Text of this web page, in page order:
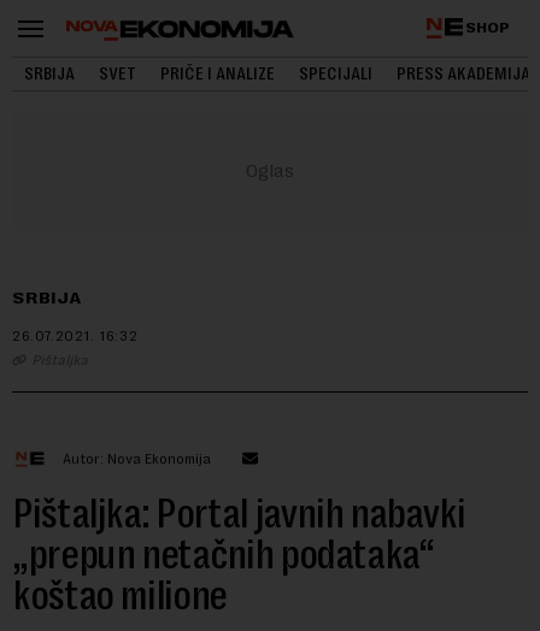
SHOP
SRBIJA SVET PRIČE I ANALIZE SPECIJALI PRESS AKADEMIJA
SRBIJA
26.07.2021. 16:32
Pištaljka
Autor: Nova Ekonomija
Pištaljka: Portal javnih nabavki
„prepun netačnih podataka“
koštao milione